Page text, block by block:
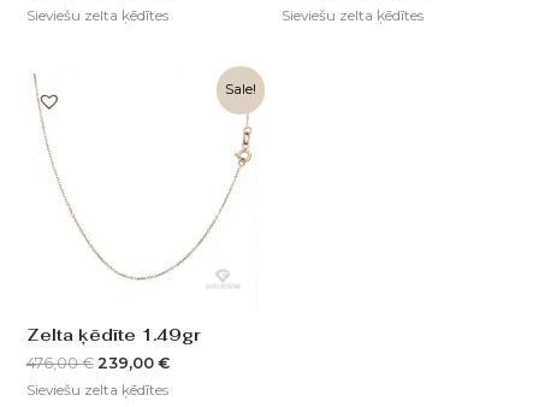
Sieviešu zelta ķēdītes Sieviešu zelta ķēdītes
Sale!
Zelta ķēdīte 1.49gr
476,00€ 239,00 €
Current
239,00 €.
Sieviešu zelta ķēdītes